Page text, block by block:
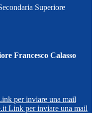
Superiore
Francesco Calasso
per inviare una mail
Link per inviare una mail